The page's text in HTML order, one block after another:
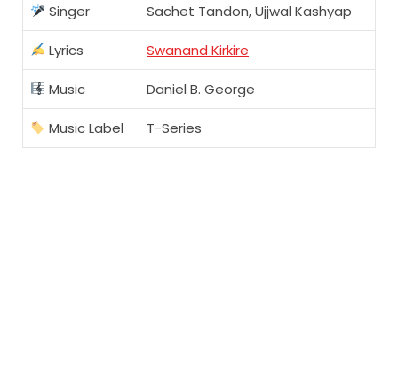
Singer Sachet Tandon, Ujjwal Kashyap
Lyrics Swanand Kirkire
Music Daniel B. George
Music Label T-Series